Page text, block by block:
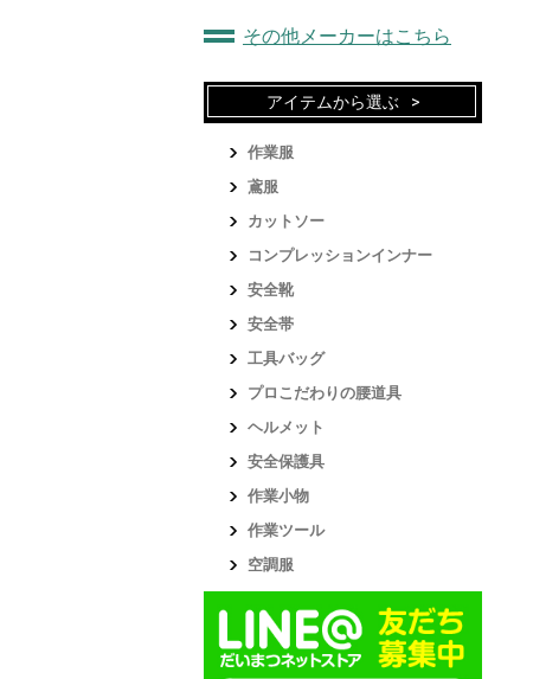
その他メーカーはこちら
アイテムから選ぶ
作業服
鳶服
カットソー
コンプレッションインナー
安全靴
安全帯
工具バッグ
プロこだわりの腰道具
ヘルメット
安全保護具
作業小物
作業ツール
空調服